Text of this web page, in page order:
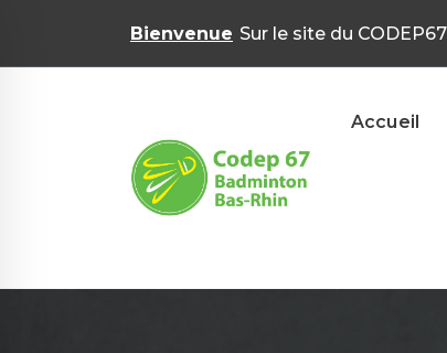
content
Bienvenue Sur le site du
Accueil